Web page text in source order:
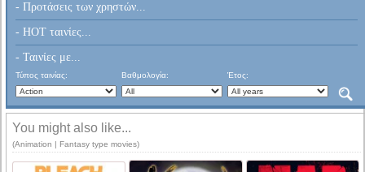
- Προτάσεις των χρηστών...
- HOT ταινίες...
- Ταινίες με...
Τύπος ταινίας: Βαθμολογία: Έτος:
You might also like...
(Animation | Fantasy type movies)